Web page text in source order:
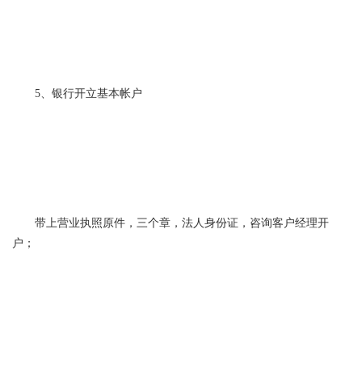
5、银行开立基本帐户
带上营业执照原件，三个章，法人身份证，咨询客户经理开
户；